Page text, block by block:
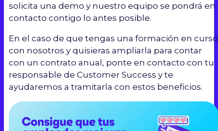
solicita una demo y nuestro equipo se pondrá en
contacto contigo lo antes posible.
En el caso de que tengas una formación en curso
con nosotros y quisieras ampliarla para contar
con un contrato anual, ponte en contacto con tu
responsable de Customer Success y te
ayudaremos a tramitarla con estos beneficios.